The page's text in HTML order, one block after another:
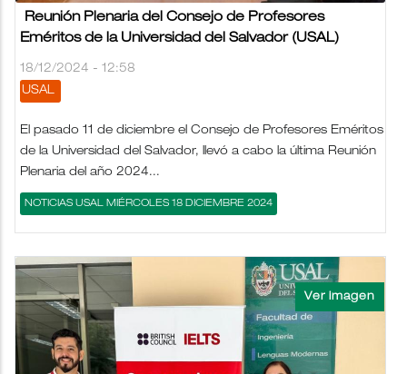
Reunión Plenaria del Consejo de Profesores
Eméritos de la Universidad del Salvador (USAL)
18/12/2024 - 12:58
USAL
El pasado 11 de diciembre el Consejo de Profesores Eméritos
de la Universidad del Salvador, llevó a cabo la última Reunión
Plenaria del año 2024...
NOTICIAS USAL MIÉRCOLES 18 DICIEMBRE 2024